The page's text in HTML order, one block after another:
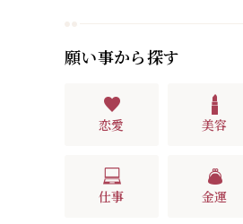
願い事から探す
恋愛 美容
仕事 金運